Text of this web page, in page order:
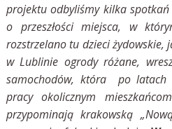
projektu odbyliśmy kilka spotkań
o przeszłości miejsca, w
rozstrzelano tu dzieci żydowskie,
w Lublinie ogrody różane,
samochodów, która po latach
pracy okolicznym
przypominają krakowską